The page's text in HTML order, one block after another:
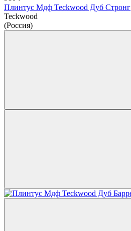
Плинтус Мдф Teckwood Дуб Стронг
Teckwood
(Россия)